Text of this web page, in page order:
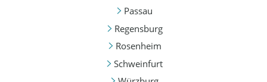
Passau
Regensburg
Rosenheim
Schweinfurt